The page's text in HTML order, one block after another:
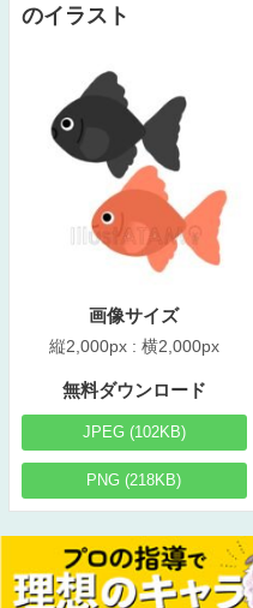
のイラスト
画像サイズ
縦2,000px : 横2,000px
無料ダウンロード
JPEG (102KB)
PNG (218KB)